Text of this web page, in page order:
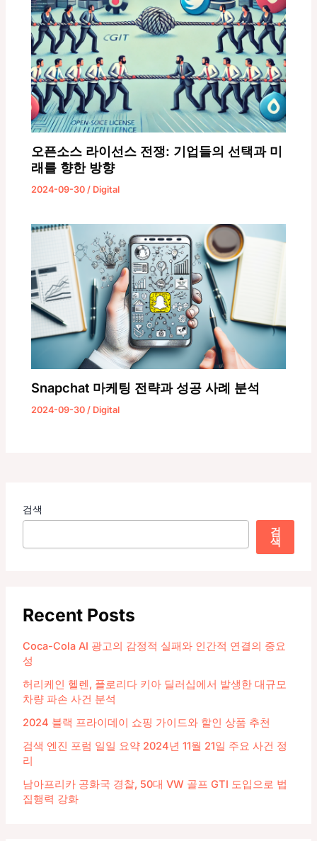
오픈소스 라이선스 전쟁: 기업들의 선택과 미
래를 향한 방향
2024-09-30 / Digital
Snapchat 마케팅 전략과 성공 사례 분석
2024-09-30 / Digital
검색
검
색
Recent Posts
Coca-Cola AI 광고의 감정적 실패와 인간적 연결의 중요
성
허리케인 헬렌, 플로리다 키아 딜러십에서 발생한 대규모
차량 파손 사건 분석
2024 블랙 프라이데이 쇼핑 가이드와 할인 상품 추천
검색 엔진 포럼 일일 요약 2024년 11월 21일 주요 사건 정
리
남아프리카 공화국 경찰, 50대 VW 골프 GTI 도입으로 법
집행력 강화